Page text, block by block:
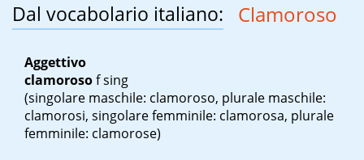
Dal vocabolario italiano: Clamoroso
Aggettivo
clamorosof sing
(singolare maschile: clamoroso, plurale maschile:
clamorosi, singolare femminile: clamorosa, plurale
femminile: clamorose)